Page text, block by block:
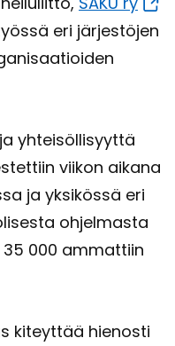
eri jär­jes­tö­jen
yh­tei­söl­li­syyt­tä
vii­kon ai­ka­na
ja yk­si­kös­sä eri
oh­jel­mas­ta
000 am­mat­tiin
ki­teyt­tää hie­nos­ti